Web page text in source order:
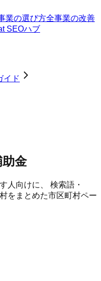
業の選び方全事業の改善
SEOハブ
イド
金
人向けに、 検索語・
をまとめた市区町村ペー